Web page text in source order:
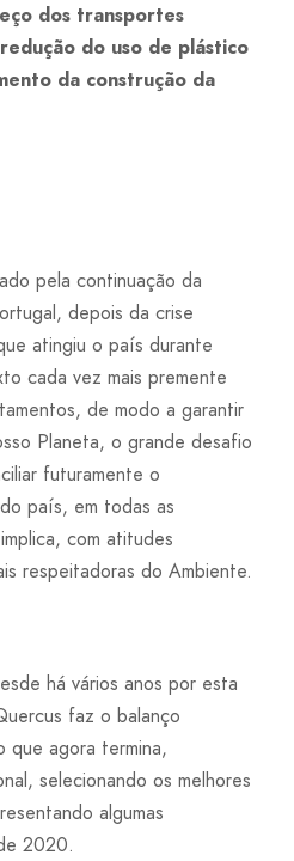
dos transportes
do uso de plástico
da construção da
pela continuação da
depois da crise
atingiu o país durante
cada vez mais premente
de modo a garantir
Planeta, o grande desafio
futuramente o
país, em todas as
com atitudes
respeitadoras do Ambiente.
há vários anos por esta
faz o balanço
que agora termina,
selecionando os melhores
algumas
2020.